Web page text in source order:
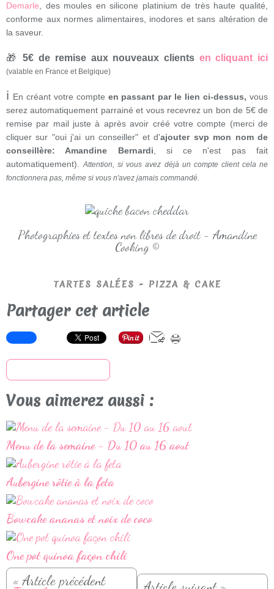
Demarle , des moules en silicone platinium de très haute qualité,
conforme aux normes alimentaires, inodores et sans altération de
la saveur.
🎁 5€ de remise aux nouveaux clients en cliquant ici
(valable en France et Belgique)
ℹ En créant votre compte en passant par le lien ci-dessus, vous
serez automatiquement parrainé et vous recevrez un bon de 5€ de
remise par mail juste à après avoir créé votre compte (merci de
cliquer sur "oui j'ai un conseiller" et d'ajouter svp mon nom de
conseillère: Amandine Bernardi , si ce n'est pas fait
automatiquement).Attention, si vous avez déjà un compte client cela ne
fonctionnera pas, même si vous n'avez jamais commandé.
Photographies et textes non libres de droit - Amandine
Cooking ©
TARTES SALÉES - PIZZA & CAKE
Partager cet article
Vous aimerez aussi :
Menu de la semaine - Du 10 au 16 aout
Aubergine rôtie à la feta
Bowcake ananas et noix de coco
One pot quinoa façon chili
« Article précédent